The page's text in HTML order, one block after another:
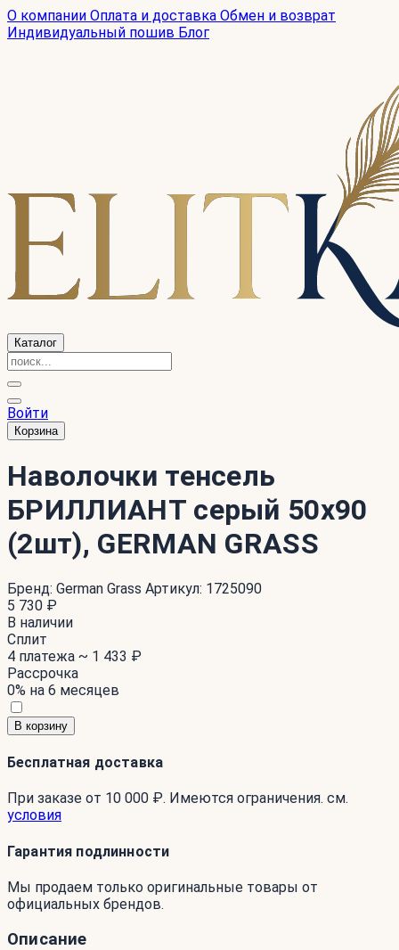
О компании Оплата и доставка Обмен и возврат
Индивидуальный пошив Блог
Каталог
Войти
Корзина
Наволочки тенсель
БРИЛЛИАНТ серый 50x90
(2шт), GERMAN GRASS
Бренд: German Grass Артикул: 1725090
5 730 ₽
В наличии
Сплит
4 платежа ~ 1 433 ₽
Рассрочка
0% на 6 месяцев
В корзину
Бесплатная доставка
При заказе от 10 000 ₽. Имеются ограничения. см.
условия
Гарантия подлинности
Мы продаем только оригинальные товары от
официальных брендов.
Описание